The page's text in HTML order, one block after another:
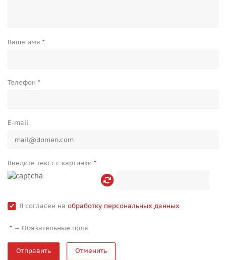
Ваше имя *
Телефон *
E-mail
Введите текст с картинки *
Я согласен на обработку персональных данных
* — Обязательные поля
Отменить